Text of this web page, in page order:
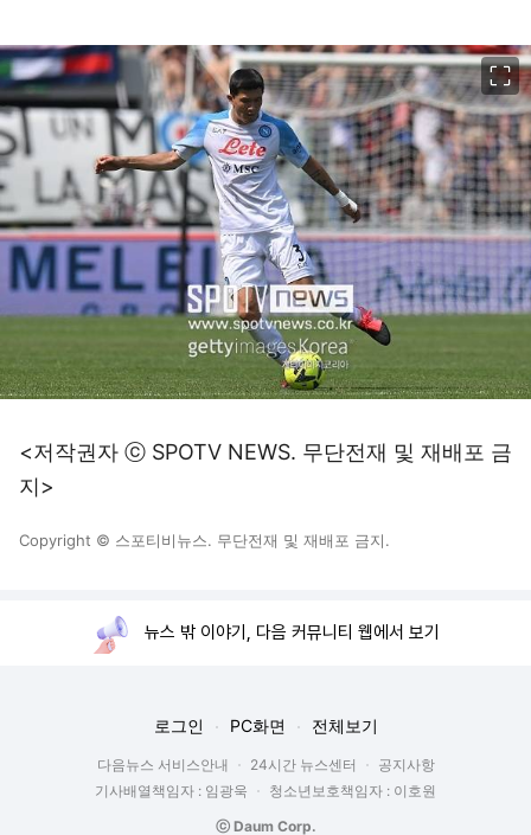
<저작권자 ⓒ SPOTV NEWS. 무단전재 및 재배포 금
지>
Copyright © 스포티비뉴스. 무단전재 및 재배포 금지.
뉴스 밖 이야기, 다음 커뮤니티 웹에서 보기
로그인 PC화면 전체보기
다음뉴스 서비스안내 24시간 뉴스센터
공지사항
기사배열책임자 : 임광욱
청소년보호책임자 : 이호원
ⓒ Daum Corp.